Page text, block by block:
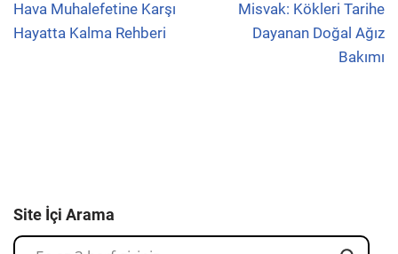
Hava Muhalefetine Karşı
Hayatta Kalma Rehberi
Misvak: Kökleri Tarihe
Dayanan Doğal Ağız
Bakımı
Site İçi Arama